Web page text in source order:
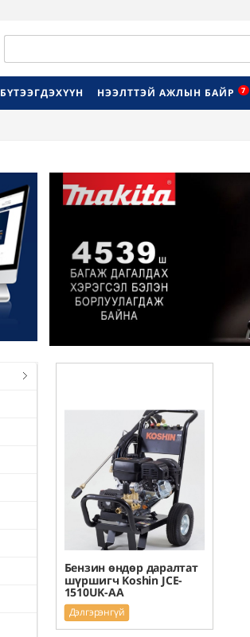
БҮТЭЭГДЭХҮҮН НЭЭЛТТЭЙ АЖЛЫН БАЙР 7
Previous
Бензин өндөр даралтат
шүршигч Koshin JCE-
1510UK-AA
Дэлгэрэнгүй